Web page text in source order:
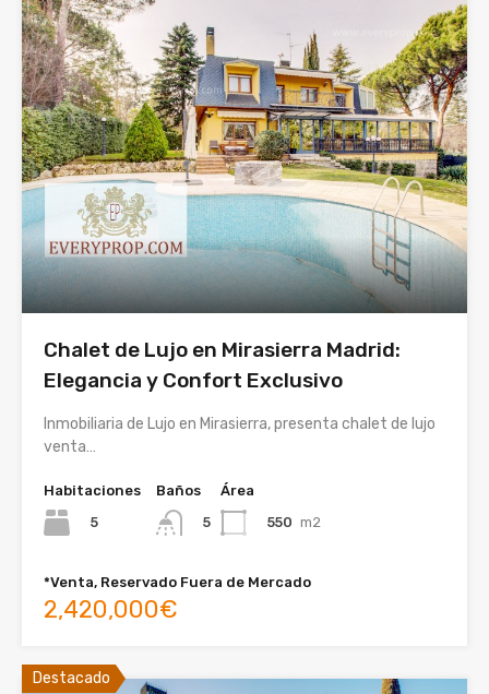
Chalet de Lujo en Mirasierra Madrid:
Elegancia y Confort Exclusivo
Inmobiliaria de Lujo en Mirasierra, presenta chalet de lujo
venta…
Habitaciones
5
Baños
5
Área
550 m2
*Venta, Reservado Fuera de Mercado
2,420,000€
Destacado